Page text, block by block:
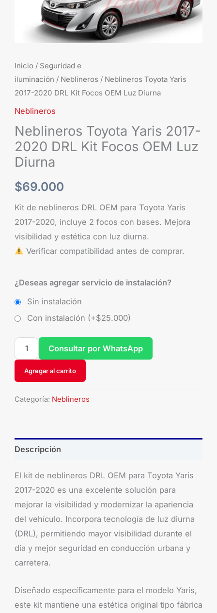
Inicio / Seguridad e
iluminación / Neblineros / Neblineros Toyota Yaris
2017-2020 DRL Kit Focos OEM Luz Diurna
Neblineros
Neblineros Toyota Yaris 2017-
2020 DRL Kit Focos OEM Luz
Diurna
$69.000
Kit de neblineros DRL OEM para Toyota Yaris
2017-2020, incluye 2 focos con bases. Mejora
visibilidad y estética con luz diurna.
Verificar compatibilidad antes de comprar.
¿Deseas agregar servicio de instalación?
Sin instalación
Con instalación (+$25.000)
cantidad
Agregar al carrito
Consultar por WhatsApp
Categoría: Neblineros
Descripción
El kit de neblineros DRL OEM para Toyota Yaris
2017-2020 es una excelente solución para
mejorar la visibilidad y modernizar la apariencia
del vehículo. Incorpora tecnología de luz diurna
(DRL), permitiendo mayor visibilidad durante el
día y mejor seguridad en conducción urbana y
carretera.
Diseñado específicamente para el modelo Yaris,
este kit mantiene una estética original tipo fábrica